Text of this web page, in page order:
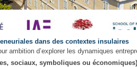
dans des contextes insulaires
ambition d’explorer les dynamiques
sociaux, symboliques ou économiques)